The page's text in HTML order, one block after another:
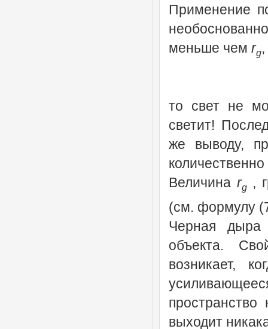
Применение
меньше чем rg,
то свет не
светит!
же выводу,
Величина rg,
(см. формулу
Черная дыра
объекта.
возникает,
выходит